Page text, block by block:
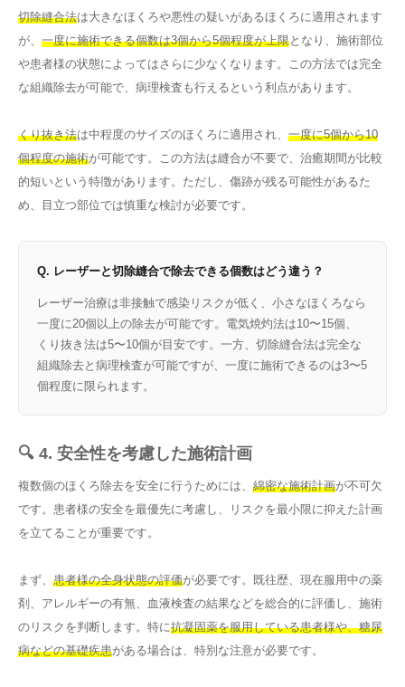
切除縫合法は大きなほくろや悪性の疑いがあるほくろに適用されます
が、 一度に施術できる個数は3個から5個程度が上限となり、施術部位
や患者様の状態によってはさらに少なくなります。この方法では完全
な組織除去が可能で、病理検査も行えるという利点があります。
くり抜き法は中程度のサイズのほくろに適用され、 一度に5個から10
個程度の施術が可能です。この方法は縫合が不要で、治癒期間が比較
的短いという特徴があります。ただし、傷跡が残る可能性があるた
め、目立つ部位では慎重な検討が必要です。
Q. レーザーと切除縫合で除去できる個数はどう違う？
レーザー治療は非接触で感染リスクが低く、小さなほくろなら
一度に20個以上の除去が可能です。電気焼灼法は10〜15個、
くり抜き法は5〜10個が目安です。一方、切除縫合法は完全な
組織除去と病理検査が可能ですが、一度に施術できるのは3〜5
個程度に限られます。
🔍 4. 安全性を考慮した施術計画
複数個のほくろ除去を安全に行うためには、 綿密な施術計画が不可欠
です。患者様の安全を最優先に考慮し、リスクを最小限に抑えた計画
を立てることが重要です。
まず、 患者様の全身状態の評価が必要です。既往歴、現在服用中の薬
剤、アレルギーの有無、血液検査の結果などを総合的に評価し、施術
のリスクを判断します。特に抗凝固薬を服用している患者様や、糖尿
病などの基礎疾患がある場合は、特別な注意が必要です。